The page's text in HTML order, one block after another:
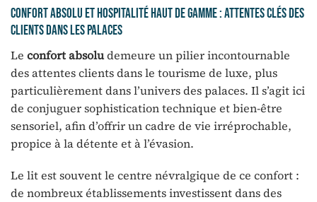
Confort absolu et hospitalité haut de gamme : attentes clés des
clients dans les palaces
Le confort absoludemeure un pilier incontournable
des attentes clients dans le tourisme de luxe, plus
particulièrement dans l’univers des palaces. Il s’agit ici
de conjuguer sophistication technique et bien-être
sensoriel, afin d’offrir un cadre de vie irréprochable,
propice à la détente et à l’évasion.
Le lit est souvent le centre névralgique de ce confort :
de nombreux établissements investissent dans des